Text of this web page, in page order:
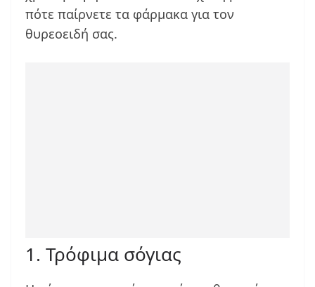
πότε παίρνετε τα φάρμακα για τον
θυρεοειδή σας.
1. Τρόφιμα σόγιας